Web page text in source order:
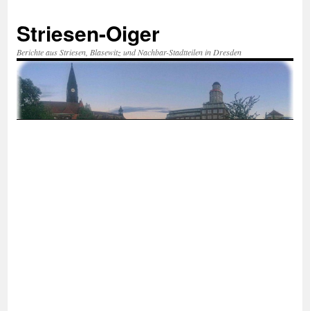
springen
Striesen-Oiger
Berichte aus Striesen, Blasewitz und Nachbar-Stadtteilen in Dresden